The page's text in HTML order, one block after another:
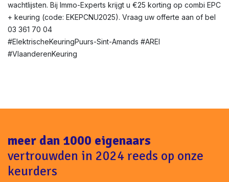
wachtlijsten. Bij Immo-Experts krijgt u €25 korting op combi EPC
+ keuring (code: EKEPCNU2025). Vraag uw offerte aan of bel
03 361 70 04
#ElektrischeKeuringPuurs-Sint-Amands #AREI
#VlaanderenKeuring
meer dan 1000 eigenaars
vertrouwden in 2024 reeds op onze
keurders